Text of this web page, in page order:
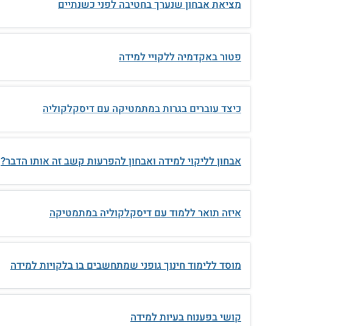
מציאת אבחון שנערך בחטיבה לפני כשנתיים
פטור באקדמיה ללקויי למידה
כיצד עוברים בגרות במתמטיקה עם דיסקלקוליה
אבחון לליקוי למידה ואבחון להפרעות קשב זה אותו הדבר?
איזה תואר ללמוד עם דיסקלקוליה במתמטיקה
מוסד ללימוד חינוך גופני שמתחשבים בו בלקויות למידה
קושי בפענוח בעיות למידה